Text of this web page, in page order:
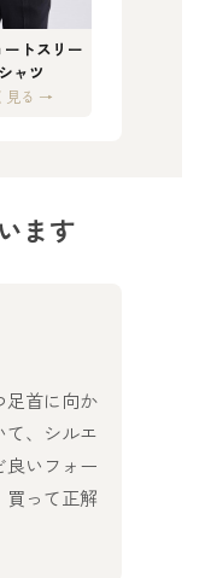
ートスリー
ャツ
見る →
ます
足首に向か
て、シルエ
良いフォー
買って正解